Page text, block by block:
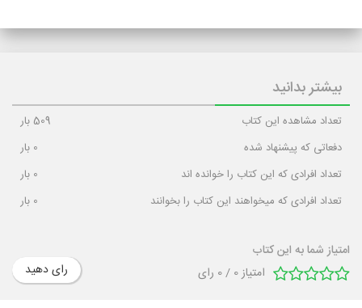
بیشتر بدانید
تعداد مشاهده این کتاب 509 بار
دفعاتی که پیشنهاد شده
0 بار
تعداد افرادی که این کتاب را خوانده اند
0 بار
تعداد افرادی که میخواهند این کتاب را بخوانند
0 بار
امتیاز شما به این کتاب
امتیاز0
/
0 رای رای دهید